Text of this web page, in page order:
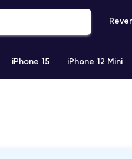
iPhone 15 iPhone 12 Mini